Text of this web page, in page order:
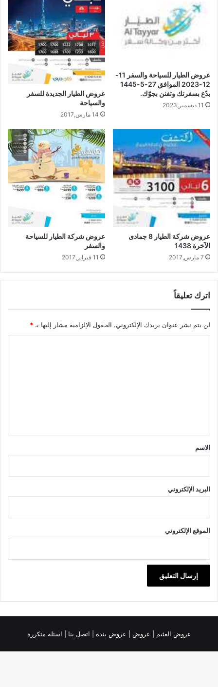
عروض الطيار للسياحة والسفر 11-
12-2023 الموافق 27-5-1445
بدّع بسفرتك وتفنن بجوّك.
11 ديسمبر,2023
عروض الطيار الجديدة للسفر
والسياحة
14 مارس,2017
عروض شركة الطيار 8 جمادى
الآخرة 1438
7 مارس,2017
عروض شركة الطيار للسياحة
والسفر
11 فبراير,2017
اترك تعليقاً
لن يتم نشر عنوان بريدك الإلكتروني. الحقول الإلزامية مشار إليها بـ *
*
الاسم
البريد الإلكتروني
الموقع الإلكتروني
عروض العثيم عروض عروض بنده | اتصل بنا | اسئلة متكررة